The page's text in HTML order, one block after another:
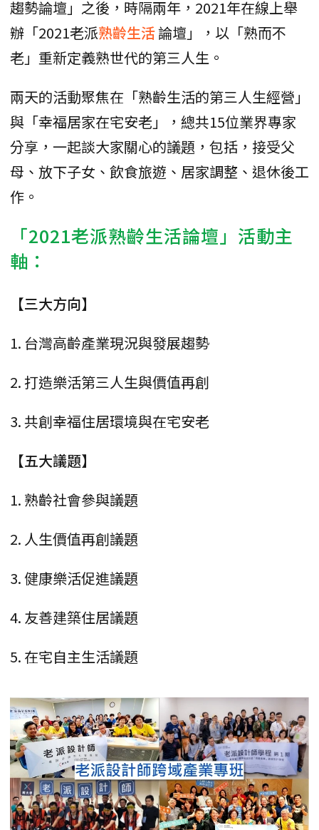
趨勢論壇」之後，時隔兩年，2021年在線上舉
辦「2021老派熟齡生活論壇」，以「熟而不
老」重新定義熟世代的第三人生。
兩天的活動聚焦在「熟齡生活的第三人生經營」
與「幸福居家在宅安老」，總共15位業界專家
分享，一起談大家關心的議題，包括，接受父
母、放下子女、飲食旅遊、居家調整、退休後工
作。
「2021老派熟齡生活論壇」活動主
軸：
【三大方向】
1. 台灣高齡產業現況與發展趨勢
2. 打造樂活第三人生與價值再創
3. 共創幸福住居環境與在宅安老
【五大議題】
1. 熟齡社會參與議題
2. 人生價值再創議題
3. 健康樂活促進議題
4. 友善建築住居議題
5. 在宅自主生活議題